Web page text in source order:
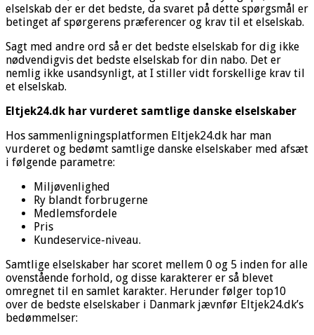
elselskab der er det bedste, da svaret på dette spørgsmål er
betinget af spørgerens præferencer og krav til et elselskab.
Sagt med andre ord så er det bedste elselskab for dig ikke
nødvendigvis det bedste elselskab for din nabo. Det er
nemlig ikke usandsynligt, at I stiller vidt forskellige krav til
et elselskab.
Eltjek24.dk har vurderet samtlige danske elselskaber
Hos sammenligningsplatformen Eltjek24.dk har man
vurderet og bedømt samtlige danske elselskaber med afsæt
i følgende parametre:
Miljøvenlighed
Ry blandt forbrugerne
Medlemsfordele
Pris
Kundeservice-niveau.
Samtlige elselskaber har scoret mellem 0 og 5 inden for alle
ovenstående forhold, og disse karakterer er så blevet
omregnet til en samlet karakter. Herunder følger top10
over de bedste elselskaber i Danmark jævnfør Eltjek24.dk’s
bedømmelser: